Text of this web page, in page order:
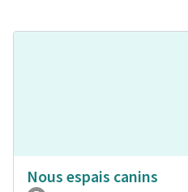
Nous espais canins